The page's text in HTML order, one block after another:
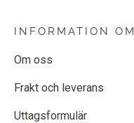
INFORMATION OM
Om oss
Frakt och leverans
Uttagsformulär